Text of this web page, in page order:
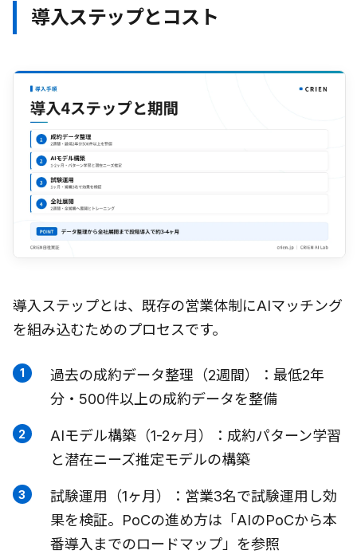
導入ステップとコスト
導入ステップとは、既存の営業体制にAIマッチング
を組み込むためのプロセスです。
過去の成約データ整理（2週間）：最低2年
分・500件以上の成約データを整備
AIモデル構築（1-2ヶ月）：成約パターン学習
と潜在ニーズ推定モデルの構築
試験運用（1ヶ月）：営業3名で試験運用し効
果を検証。PoCの進め方は「AIのPoCから本
番導入までのロードマップ」を参照